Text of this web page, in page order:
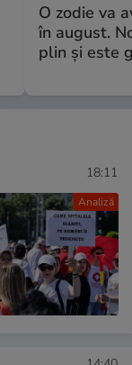
O zodie va
în august.
plin și este
Analiză
18:11